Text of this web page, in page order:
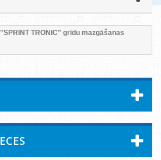
"SPRINT TRONIC" grīdu mazgāšanas